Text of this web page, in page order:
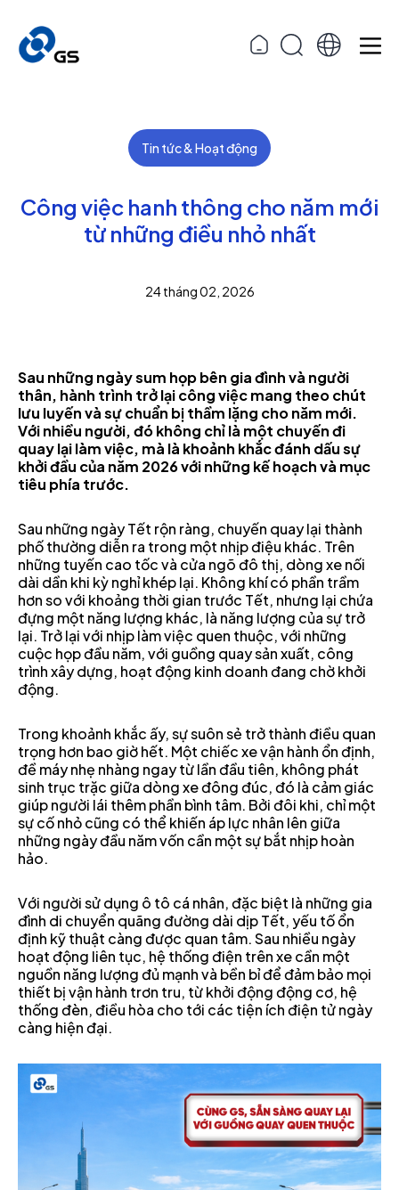
Tin tức & Hoạt động
Công việc hanh thông cho năm mới
từ những điều nhỏ nhất
24 tháng 02, 2026
Sau những ngày sum họp bên gia đình và người
thân, hành trình trở lại công việc mang theo chút
lưu luyến và sự chuẩn bị thầm lặng cho năm mới.
Với nhiều người, đó không chỉ là một chuyến đi
quay lại làm việc, mà là khoảnh khắc đánh dấu sự
khởi đầu của năm 2026 với những kế hoạch và mục
tiêu phía trước.
Sau những ngày Tết rộn ràng, chuyến quay lại thành
phố thường diễn ra trong một nhịp điệu khác. Trên
những tuyến cao tốc và cửa ngõ đô thị, dòng xe nối
dài dần khi kỳ nghỉ khép lại. Không khí có phần trầm
hơn so với khoảng thời gian trước Tết, nhưng lại chứa
đựng một năng lượng khác, là năng lượng của sự trở
lại. Trở lại với nhịp làm việc quen thuộc, với những
cuộc họp đầu năm, với guồng quay sản xuất, công
trình xây dựng, hoạt động kinh doanh đang chờ khởi
động.
Trong khoảnh khắc ấy, sự suôn sẻ trở thành điều quan
trọng hơn bao giờ hết. Một chiếc xe vận hành ổn định,
đề máy nhẹ nhàng ngay từ lần đầu tiên, không phát
sinh trục trặc giữa dòng xe đông đúc, đó là cảm giác
giúp người lái thêm phần bình tâm. Bởi đôi khi, chỉ một
sự cố nhỏ cũng có thể khiến áp lực nhân lên giữa
những ngày đầu năm vốn cần một sự bắt nhịp hoàn
hảo.
Với người sử dụng ô tô cá nhân, đặc biệt là những gia
đình di chuyển quãng đường dài dịp Tết, yếu tố ổn
định kỹ thuật càng được quan tâm. Sau nhiều ngày
hoạt động liên tục, hệ thống điện trên xe cần một
nguồn năng lượng đủ mạnh và bền bỉ để đảm bảo mọi
thiết bị vận hành trơn tru, từ khởi động động cơ, hệ
thống đèn, điều hòa cho tới các tiện ích điện tử ngày
càng hiện đại.